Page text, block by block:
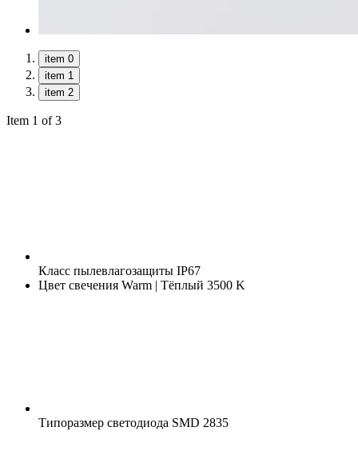
item 0
item 1
item 2
Item 1 of 3
Класс пылевлагозащиты IP67
Цвет свечения Warm | Тёплый 3500 K
Типоразмер светодиода SMD 2835